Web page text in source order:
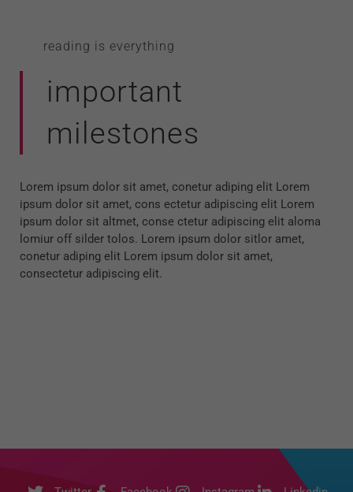
reading is everything
important
milestones
Lorem ipsum dolor sit amet, conetur adiping elit Lorem
ipsum dolor sit amet, cons ectetur adipiscing elit Lorem
ipsum dolor sit altmet, conse ctetur adipiscing elit aloma
lomiur off silder tolos. Lorem ipsum dolor sitlor amet,
conetur adiping elit Lorem ipsum dolor sit amet,
consectetur adipiscing elit.